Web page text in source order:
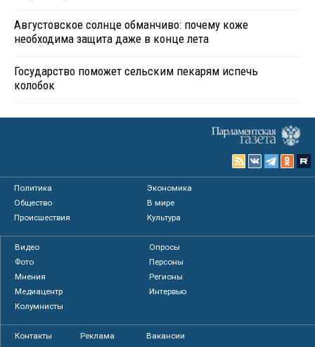
Августовское солнце обманчиво: почему коже
необходима защита даже в конце лета
Государство поможет сельским пекарям испечь
колобок
Политика
Экономика
Общество
В мире
Происшествия
Культура
Видео
Опросы
Фото
Персоны
Мнения
Регионы
Медиацентр
Интервью
Колумнисты
Контакты Реклама Вакансии